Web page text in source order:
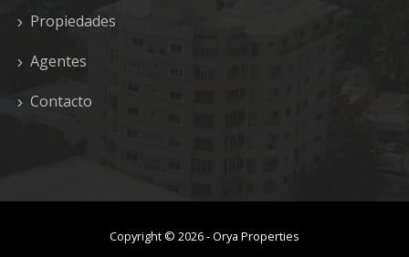
Propiedades
Agentes
Contacto
Copyright © 2026-Orya Properties